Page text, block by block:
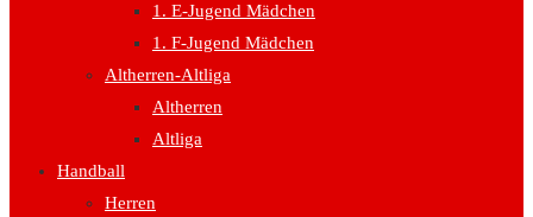
1. E-Jugend Mädchen
1. F-Jugend Mädchen
Altherren-Altliga
Altherren
Altliga
Handball
Herren